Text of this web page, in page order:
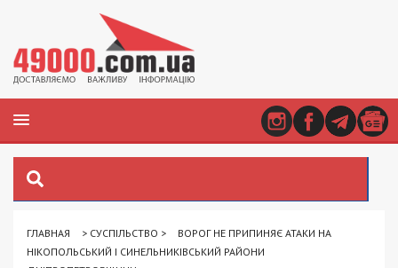
ГЛАВНАЯ > СУСПІЛЬСТВО >
ВОРОГ НЕ ПРИПИНЯЄ АТАКИ НА
НІКОПОЛЬСЬКИЙ І СИНЕЛЬНИКІВСЬКИЙ РАЙОНИ